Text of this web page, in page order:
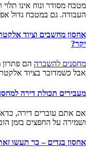
מטבח מסודר ונוח אינו
העבודה. גם במטבח גדול
אחסון מחשבים וציוד
יקר?
מחסנים להשכרה הם פתרון
אבל כשמדובר בציוד
מעבירים תכולת דירה
אם אתם עוברים דירה,
ושמירה על החפצים בזמן
אחסון בגדים – כך תעשו